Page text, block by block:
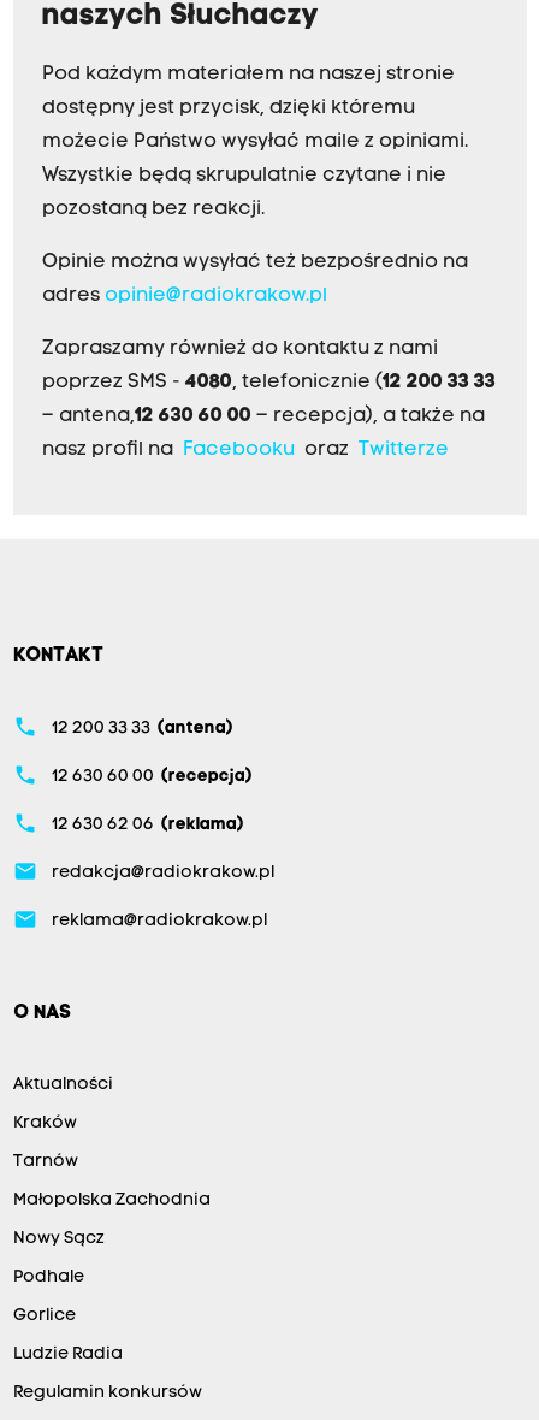
naszych Słuchaczy
Pod każdym materiałem na naszej stronie
dostępny jest przycisk, dzięki któremu
możecie Państwo wysyłać maile z opiniami.
Wszystkie będą skrupulatnie czytane i nie
pozostaną bez reakcji.
Opinie można wysyłać też bezpośrednio na
adres opinie@radiokrakow.pl
Zapraszamy również do kontaktu z nami
poprzez SMS - 4080, telefonicznie (12 200 33 33
– antena,12 630 60 00 – recepcja), a także na
nasz profil na
Facebookuoraz Twitterze
KONTAKT
phone 12 200 33 33 (antena)
phone 12 630 60 00 (recepcja)
phone 12 630 62 06 (reklama)
email redakcja@radiokrakow.pl
email reklama@radiokrakow.pl
O NAS
Aktualności
Kraków
Tarnów
Małopolska Zachodnia
Nowy Sącz
Podhale
Gorlice
Ludzie Radia
Regulamin konkursów